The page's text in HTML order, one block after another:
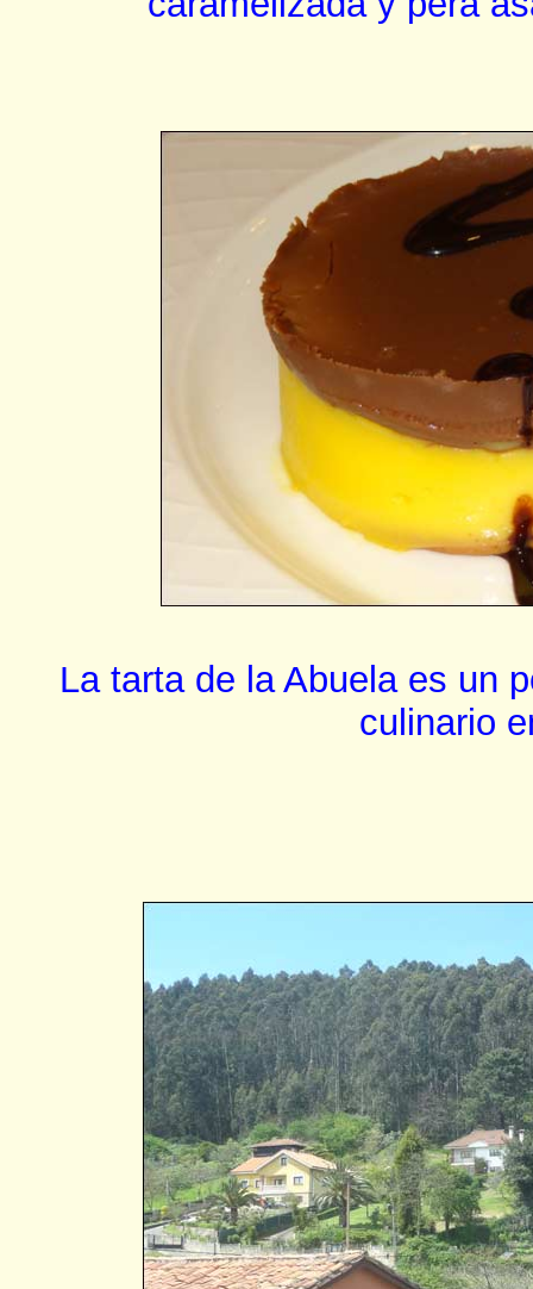
La tarta de la Abuela es un
culinario